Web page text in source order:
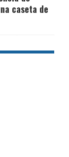
caseta de